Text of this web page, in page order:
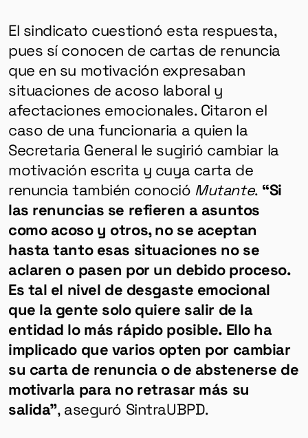
El sindicato cuestionó esta respuesta,
pues sí conocen de cartas de renuncia
que en su motivación expresaban
situaciones de acoso laboral y
afectaciones emocionales. Citaron el
caso de una funcionaria a quien la
Secretaria General le sugirió cambiar la
motivación escrita y cuya carta de
renuncia también conoció Mutante. “Si
las renuncias se refieren a asuntos
como acoso y otros, no se aceptan
hasta tanto esas situaciones no se
aclaren o pasen por un debido proceso.
Es tal el nivel de desgaste emocional
que la gente solo quiere salir de la
entidad lo más rápido posible. Ello ha
implicado que varios opten por cambiar
su carta de renuncia o de abstenerse de
motivarla para no retrasar más su
salida”, aseguró SintraUBPD.